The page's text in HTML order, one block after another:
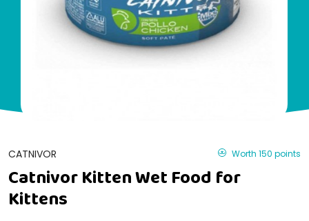
CATNIVOR Worth 150 points
Catnivor Kitten Wet Food for
Kittens